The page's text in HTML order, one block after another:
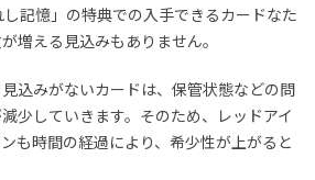
記憶」の特典での入手できるカードなた
増える見込みもありません。
込みがないカードは、保管状態などの問
少していきます。そのため、レッドアイ
も時間の経過により、希少性が上がると